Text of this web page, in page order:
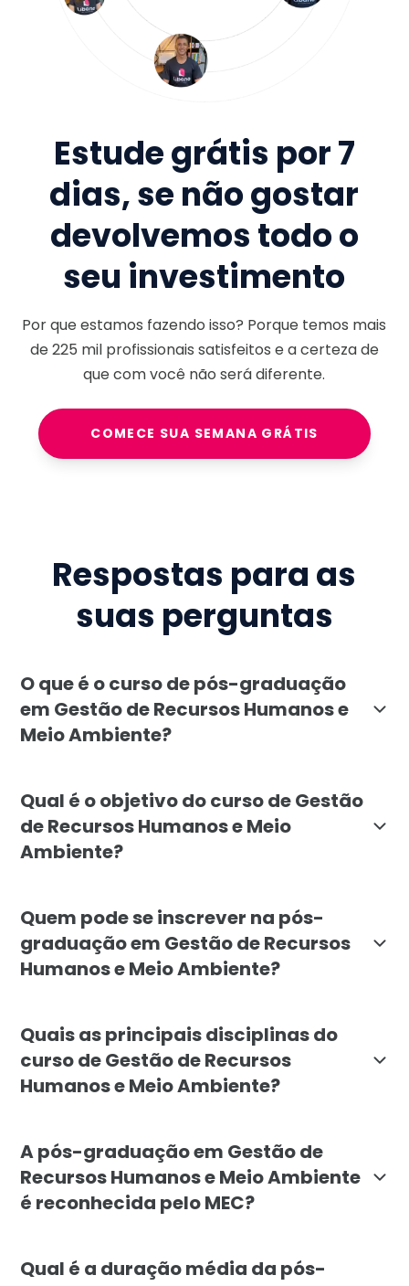
Estude grátis por 7
dias, se não gostar
devolvemos todo o
seu investimento
Por que estamos fazendo isso? Porque temos mais
de225 milprofissionais satisfeitos e a certeza de
que com você não será diferente.
COMECE SUA SEMANA GRÁTIS
Respostas para as
suas perguntas
O que é o curso de pós-graduação
em Gestão de Recursos Humanos e
Meio Ambiente?
Qual é o objetivo do curso de Gestão
de Recursos Humanos e Meio
Ambiente?
Quem pode se inscrever na pós-
graduação em Gestão de Recursos
Humanos e Meio Ambiente?
Quais as principais disciplinas do
curso de Gestão de Recursos
Humanos e Meio Ambiente?
A pós-graduação em Gestão de
Recursos Humanos e Meio Ambiente
é reconhecida pelo MEC?
Qual é a duração média da pós-